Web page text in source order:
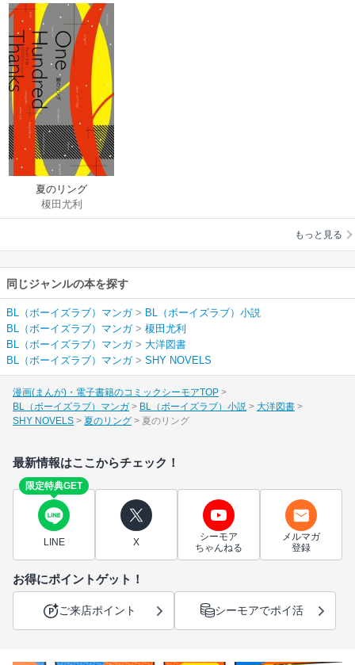
夏のリング
榎田尤利
もっと見る
同じジャンルの本を探す
BL（ボーイズラブ）マンガ> BL（ボーイズラブ）小説
BL（ボーイズラブ）マンガ> 榎田尤利
BL（ボーイズラブ）マンガ> 大洋図書
BL（ボーイズラブ）マンガ> SHY NOVELS
漫画(まんが)・電子書籍のコミックシーモアTOP
BL（ボーイズラブ）マンガ
BL（ボーイズラブ）小説
大洋図書
SHY NOVELS
夏のリング 夏のリング
最新情報はここからチェック！
限定特典GET
LINE X
シーモア
ちゃんねる
メルマガ
登録
お得にポイントゲット！
ご来店ポイント シーモアでポイ活